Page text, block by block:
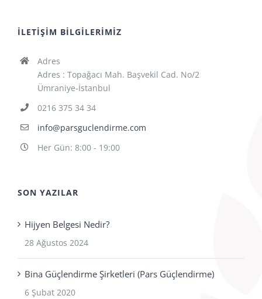
İLETIŞIM BILGILERIMIZ
Adres
Adres : Topağacı Mah. Başvekil Cad. No/2
Ümraniye-İstanbul
0216 375 34 34
info@parsguclendirme.com
Her Gün: 8:00 - 19:00
SON YAZILAR
Hijyen Belgesi Nedir?
28 Ağustos 2024
Bina Güçlendirme Şirketleri (Pars Güçlendirme)
6 Şubat 2020